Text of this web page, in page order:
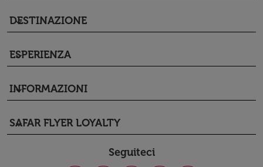
DESTINAZIONE
keyboard_arrow_down
ESPERIENZA
keyboard_arrow_down
INFORMAZIONI
keyboard_arrow_down
SAFAR FLYER LOYALTY
keyboard_arrow_down
Seguiteci